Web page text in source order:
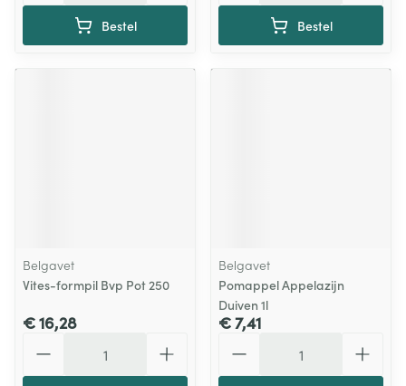
Bestel Bestel
Belgavet
Vites-formpil Bvp Pot 250
€ 16,28
Belgavet
Pomappel Appelazijn
Duiven 1l
€ 7,41